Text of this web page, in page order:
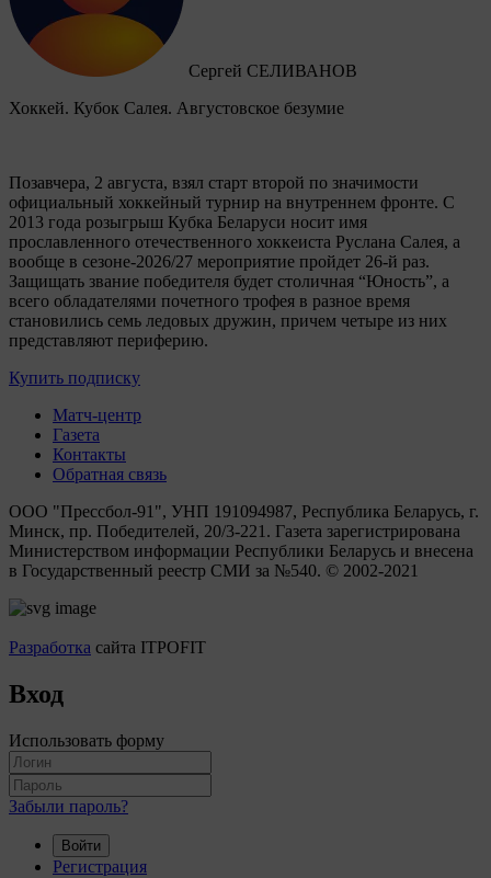
Сергей СЕЛИВАНОВ
Хоккей. Кубок Салея. Августовское безумие
Позавчера, 2 августа, взял старт второй по значимости
официальный хоккейный турнир на внутреннем фронте. C
2013 года розыгрыш Кубка Беларуси носит имя
прославленного отечественного хоккеиста Руслана Салея, а
вообще в сезоне-2026/27 мероприятие пройдет 26-й раз.
Защищать звание победителя будет столичная “Юность”, а
всего обладателями почетного трофея в разное время
становились семь ледовых дружин, причем четыре из них
представляют периферию.
Купить подписку
Матч-центр
Газета
Контакты
Обратная связь
ООО "Прессбол-91", УНП 191094987, Республика Беларусь, г.
Минск, пр. Победителей, 20/3-221. Газета зарегистрирована
Министерством информации Республики Беларусь и внесена
в Государственный реестр СМИ за №540. © 2002-2021
Разработка сайта ITPOFIT
Вход
Использовать форму
Забыли пароль?
Войти
Регистрация